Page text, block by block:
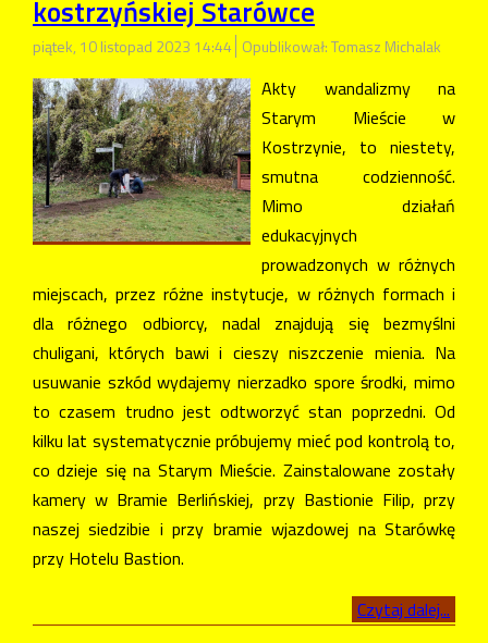
kostrzyńskiej Starówce
piątek, 10 listopad 2023 14:44 Opublikował: Tomasz Michalak
Akty wandalizmy na
Starym Mieście w
Kostrzynie, to niestety,
smutna codzienność.
Mimo działań
edukacyjnych
prowadzonych w różnych
miejscach, przez różne instytucje, w różnych formach i
dla różnego odbiorcy, nadal znajdują się bezmyślni
chuligani, których bawi i cieszy niszczenie mienia. Na
usuwanie szkód wydajemy nierzadko spore środki, mimo
to czasem trudno jest odtworzyć stan poprzedni. Od
kilku lat systematycznie próbujemy mieć pod kontrolą to,
co dzieje się na Starym Mieście. Zainstalowane zostały
kamery w Bramie Berlińskiej, przy Bastionie Filip, przy
naszej siedzibie i przy bramie wjazdowej na Starówkę
przy Hotelu Bastion.
Czytaj dalej...